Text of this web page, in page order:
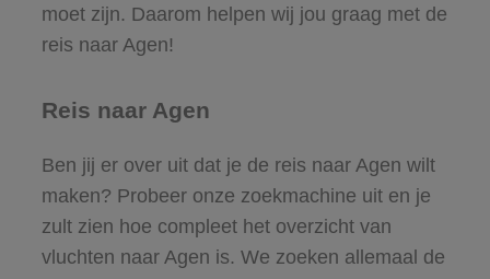
moet zijn. Daarom helpen wij jou graag met de
reis naar Agen!
Reis naar Agen
Ben jij er over uit dat je de reis naar Agen wilt
maken? Probeer onze zoekmachine uit en je
zult zien hoe compleet het overzicht van
vluchten naar Agen is. We zoeken allemaal de